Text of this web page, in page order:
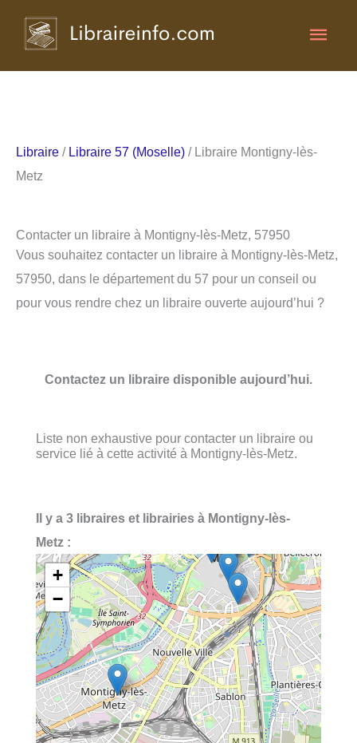
Libraire / Libraire 57 (Moselle) / Libraire Montigny-lès-
Metz
Contacter un libraire à Montigny-lès-Metz, 57950
Vous souhaitez contacter un libraire à Montigny-lès-Metz,
57950, dans le département du 57 pour un conseil ou
pour vous rendre chez un libraire ouverte aujourd’hui ?
Contactez un libraire disponible aujourd’hui.
Liste non exhaustive pour contacter un libraire ou
service lié à cette activité à Montigny-lès-Metz.
Il y a 3 libraires et librairies à Montigny-lès-
Metz :
+
−